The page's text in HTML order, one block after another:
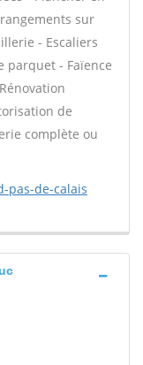
sur
- Escaliers
parquet - Faïence
de
complète ou
pas-de-calais